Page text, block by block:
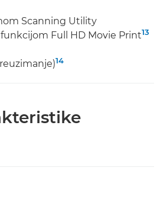
Scanning Utility
Full HD Movie Print13
14